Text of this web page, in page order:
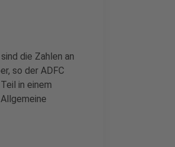
die Zahlen an
so der ADFC
in einem